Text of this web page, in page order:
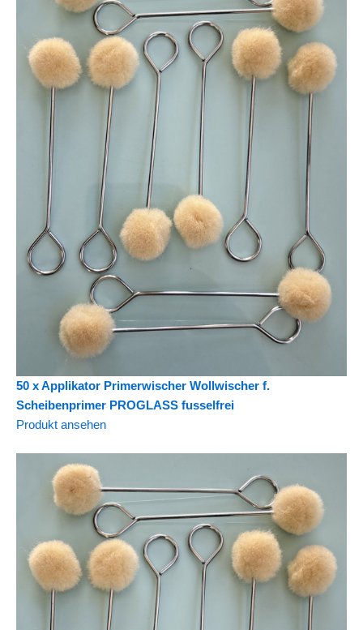
50 x Applikator Primerwischer Wollwischer f.
Scheibenprimer PROGLASS fusselfrei
Produkt ansehen